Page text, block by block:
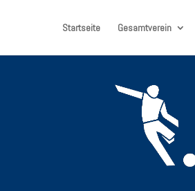
Startseite Gesamtverein